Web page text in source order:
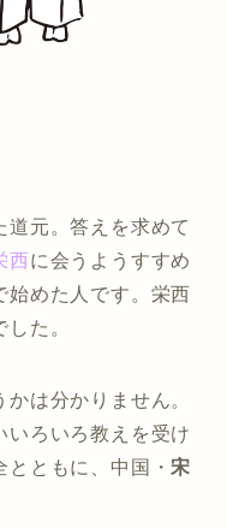
道元。答えを求めて
西に会うようすすめ
始めた人です。栄西
た。
は分かりません。
いろいろ教えを受け
とともに、中国・宋